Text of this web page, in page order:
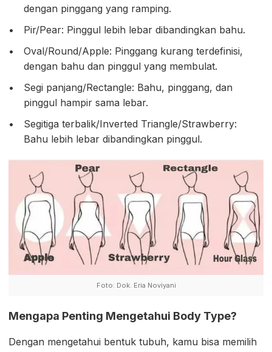
dengan pinggang yang ramping.
Pir/Pear: Pinggul lebih lebar dibandingkan bahu.
Oval/Round/Apple: Pinggang kurang terdefinisi,
dengan bahu dan pinggul yang membulat.
Segi panjang/Rectangle: Bahu, pinggang, dan
pinggul hampir sama lebar.
Segitiga terbalik/Inverted Triangle/Strawberry:
Bahu lebih lebar dibandingkan pinggul.
Foto: Dok. Eria Noviyani
Mengapa Penting Mengetahui Body Type?
Dengan mengetahui bentuk tubuh, kamu bisa memilih